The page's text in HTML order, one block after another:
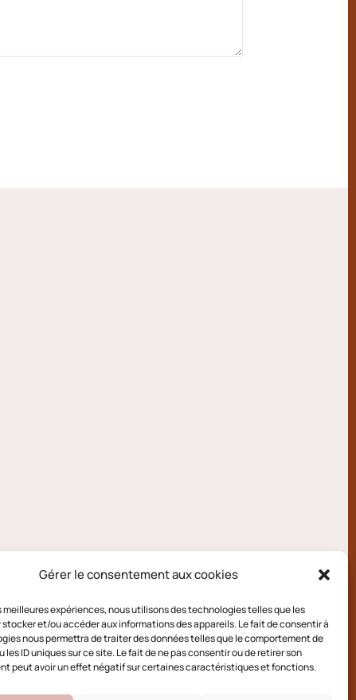
Gérer le consentement aux cookies
meilleures expériences, nous utilisons des technologies telles que les
et/ou accéder aux informations des appareils. Le fait de consentir à
nous permettra de traiter des données telles que le comportement de
les ID uniques sur ce site. Le fait de ne pas consentir ou de retirer son
peut avoir un effet négatif sur certaines caractéristiques et fonctions.
(UE)